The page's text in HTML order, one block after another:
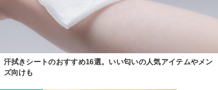
汗拭きシートのおすすめ16選。いい匂いの人気アイテムやメン
ズ向けも